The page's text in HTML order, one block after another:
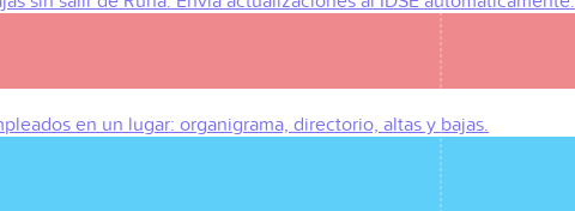
en un lugar: organigrama, directorio, altas y bajas.